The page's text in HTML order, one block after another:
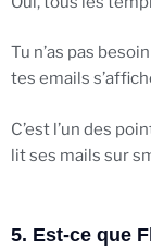
Tu n’as pas
tes emails
C’est l’un des
lit ses mails sur
5. Est-ce que